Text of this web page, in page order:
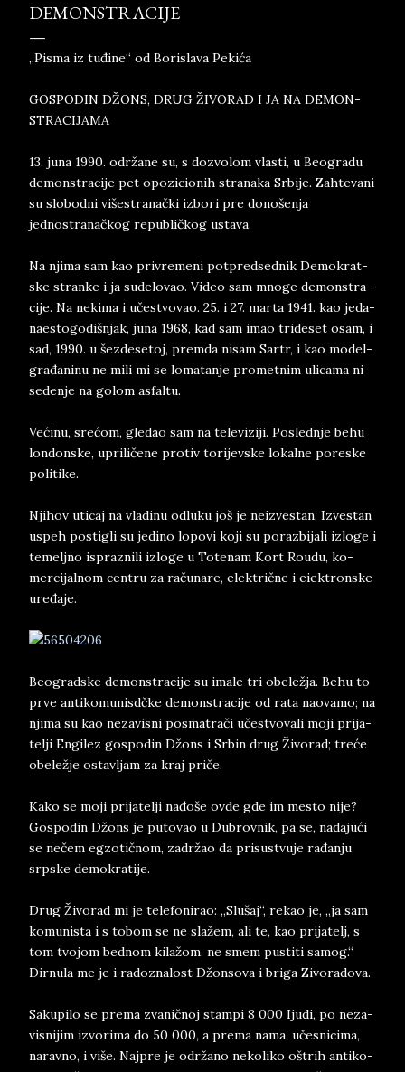
DEMONSTRACIJE
„Pisma iz tuđine“ od Borislava Pekića
GO­SPO­DIN DŽONS, DRUG ŽIVO­RAD I JA NA DE­MON­
STRA­CI­JA­MA
13. juna 1990. održane su, s do­zvo­lom vla­sti, u Be­o­gra­du
de­monstra­ci­je pet opo­zi­ci­o­nih stra­na­ka Sr­bi­je. Zah­te­va­ni
su slo­bod­ni višestranački izbori pre donošenja
jednostranačko­g re­pu­bličko­g u­sta­va.
Na n­ji­ma sam kao pri­vre­me­ni pot­pred­se­dn­ik De­mo­krat­
ske stran­ke i ja su­de­lo­vao. Vi­deo sam mno­ge de­mon­stra­
ci­je. Na ne­ki­ma i učestvo­vao. 25. i 27. mar­ta 1941. ka­o ­je­da­
na­e­sto­go­diš­njak, juna 1968, kad sam imao tri­de­set osam, i
sad, 1990. u še­zde­se­toj, prem­da ni­sam Sar­tr, i kao mo­del-
građani­nu ne mili mi se lo­ma­tan­je pro­met­nim ul­i­ca­ma ni
se­den­je na go­lom as­fa­l­tu.
Većinu, srećom, gle­dao sam na te­le­vi­zi­ji. Po­sled­nje behu
lon­don­ske, upri­ličene pro­tiv to­ri­jev­ske lo­kal­ne po­re­ske
po­li­ti­ke.
Nji­hov uti­caj na vla­di­nu od­lu­ku ­jo­š je­ ne­i­zve­stan. Iz­ve­stan
uspeh po­sti­gli su je­di­no lo­po­vi koji su po­raz­bi­jali izlo­ge i
te­mel­jno is­pra­zni­li iz­lo­ge u To­te­nam Kort Ro­u­du, ko­
mer­ci­jal­nom cen­tru za računa­re, elek­trične i ei­ek­tron­ske
uređaje.
Be­o­grad­ske de­mon­stra­ci­je su ima­le tri obe­ležja. Behu to
prve an­ti­ko­mu­nisdčke de­mon­stra­ci­je od rata na­o­va­mo; na
nji­ma su kao ne­za­vi­sni po­sma­trači učestvo­va­li moji pri­ja­
tel­ji En­gile­z go­spo­din Džons i Sr­bin drug Živo­rad; treće
obe­ležje ostav­ljam za kraj priče.
Kako se moji pri­ja­tel­ji nađoše ovde gde im me­sto nije?
Go­spo­din Džons je pu­to­vao u Du­brov­nik, pa se, na­da­jući
se nečem eg­zo­tičnom, zadržao da pri­sustvu­je rađanju
srp­ske de­mo­kra­ti­je.
Drug Živo­rad mi je te­le­fo­ni­rao: „Slu­šaj“, re­kao je, „ja sam
ko­mu­ni­sta i s to­bom se ne slažem, ali te, kao pri­ja­te­lj, s
tom tvo­jom bed­nom kilažom, ne smem pu­sti­ti sa­mog.“
Dir­nu­la me je i ra­do­zna­l­ost Džon­so­va i bri­ga Zi­vo­ra­do­va.
Sa­ku­pilo se pre­ma zva­ničnoj stam­pi 8 000 Iju­di, po ne­za­
vi­sni­jim iz­vo­ri­ma do 50 000, a pre­ma nama, učesni­ci­ma,
na­rav­no, i više. Naj­pre je održano ne­ko­li­ko oštrih an­ti­ko­